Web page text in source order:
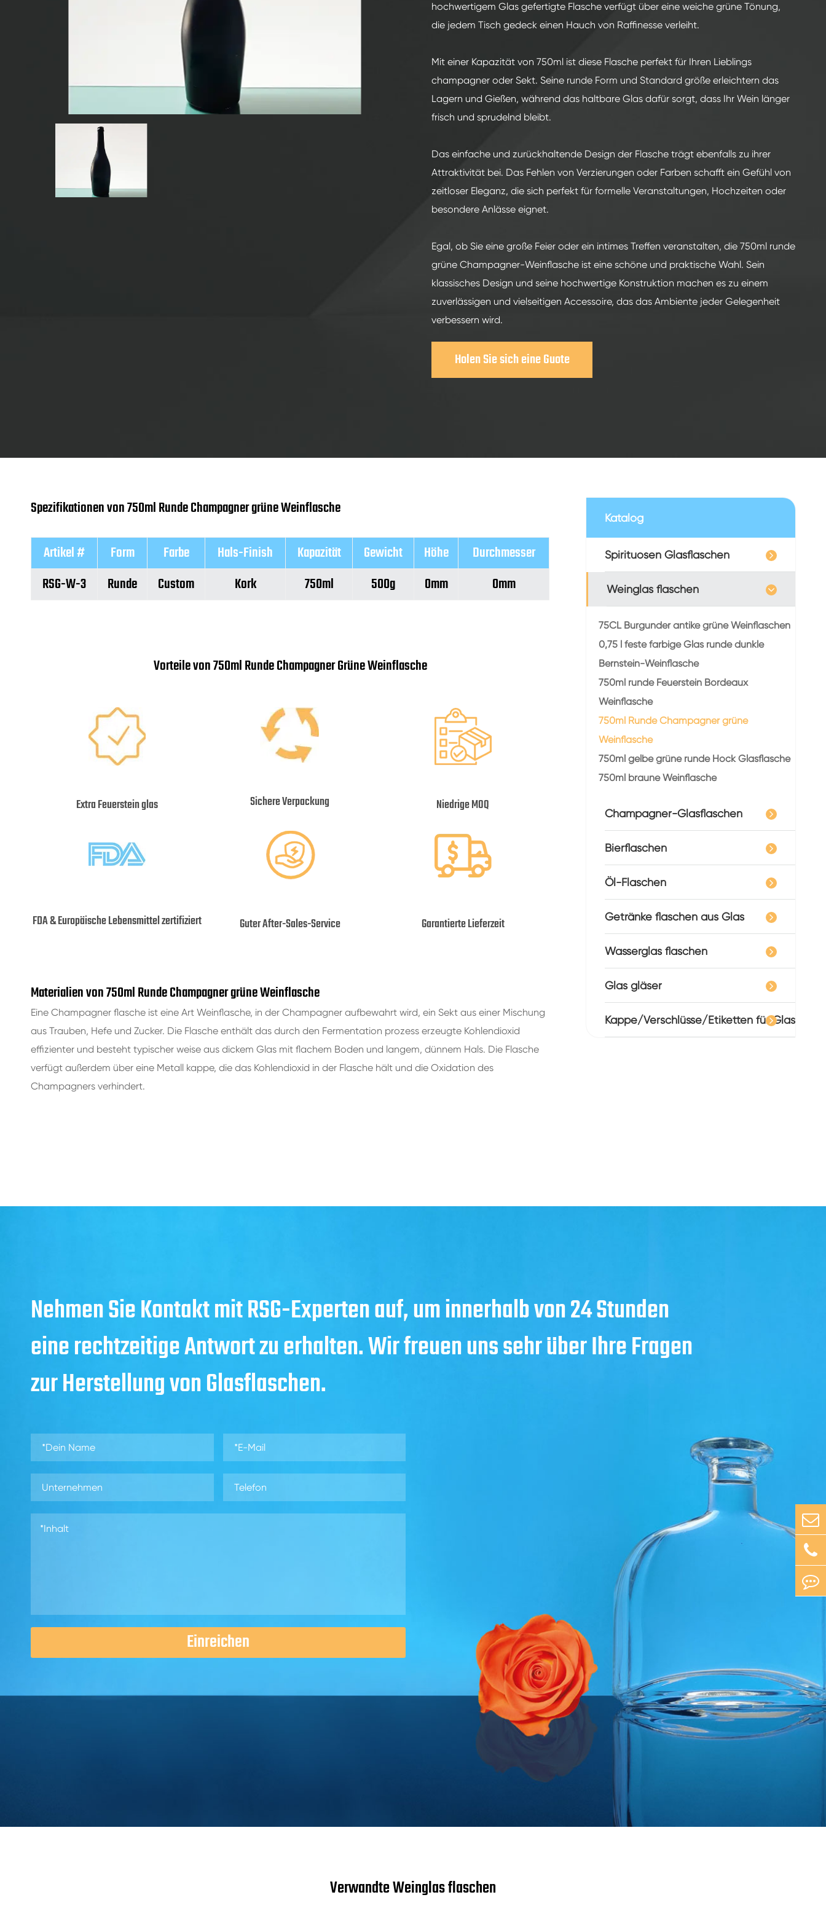
KAPPE/VERSCHLÜSSE/ETIKETTEN FÜR GLAS
hochwertigem Glas gefertigte Flasche verfügt über eine weiche grüne Tönung,
die jedem Tisch gedeck einen Hauch von Raffinesse verleiht.
Mit einer Kapazität von 750ml ist diese Flasche perfekt für Ihren Lieblings
champagner oder Sekt. Seine runde Form und Standard größe erleichtern das
Lagern und Gießen, während das haltbare Glas dafür sorgt, dass Ihr Wein länger
frisch und sprudelnd bleibt.
Das einfache und zurückhaltende Design der Flasche trägt ebenfalls zu ihrer
Attraktivität bei. Das Fehlen von Verzierungen oder Farben schafft ein Gefühl von
zeitloser Eleganz, die sich perfekt für formelle Veranstaltungen, Hochzeiten oder
besondere Anlässe eignet.
Egal, ob Sie eine große Feier oder ein intimes Treffen veranstalten, die 750ml runde
grüne Champagner-Weinflasche ist eine schöne und praktische Wahl. Sein
klassisches Design und seine hochwertige Konstruktion machen es zu einem
zuverlässigen und vielseitigen Accessoire, das das Ambiente jeder Gelegenheit
verbessern wird.
Holen Sie sich eine Guote
Spezifikationen von 750ml Runde Champagner grüne Weinflasche
Artikel # Form Farbe Hals-Finish Kapazität Gewicht Höhe
Durchmesser
RSG-W-3
Runde Custom Kork 750ml 500g 0mm 0mm
Vorteile von 750ml Runde Champagner Grüne Weinflasche
Extra Feuerstein glas Sichere Verpackung Niedrige MOQ
FDA & Europäische Lebensmittel zertifiziert Guter After-Sales-Service Garantierte Lieferzeit
Materialien von 750ml Runde Champagner grüne Weinflasche
Eine Champagner flasche ist eine Art Weinflasche, in der Champagner aufbewahrt wird, ein Sekt aus einer Mischung
aus Trauben, Hefe und Zucker. Die Flasche enthält das durch den Fermentation prozess erzeugte Kohlendioxid
effizienter und besteht typischer weise aus dickem Glas mit flachem Boden und langem, dünnem Hals. Die Flasche
verfügt außerdem über eine Metall kappe, die das Kohlendioxid in der Flasche hält und die Oxidation des
Champagners verhindert.
Katalog
Spirituosen Glasflaschen
Weinglas flaschen
75CL Burgunder antike grüne Weinflaschen
0,75 l feste farbige Glas runde dunkle
Bernstein-Weinflasche
750ml runde Feuerstein Bordeaux
Weinflasche
750ml Runde Champagner grüne
Weinflasche
750ml gelbe grüne runde Hock Glasflasche
750ml braune Weinflasche
Champagner-Glasflaschen
Bierflaschen
Öl-Flaschen
Getränke flaschen aus Glas
Wasserglas flaschen
Glas gläser
Kappe/Verschlüsse/Etiketten für Glas
Nehmen Sie Kontakt mit RSG-Experten auf, um innerhalb von 24 Stunden
eine rechtzeitige Antwort zu erhalten. Wir freuen uns sehr über Ihre Fragen
zur Herstellung von Glasflaschen.
Einreichen
Verwandte Weinglas flaschen